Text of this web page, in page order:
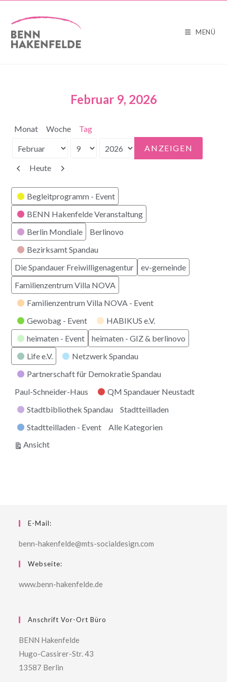
MENÜ
Februar 9, 2026
Monat Woche Tag
Monat
Tag
Jahr
Zurück
Heute Weiter
Kategorien
Begleitprogramm - Event
BENN Hakenfelde Veranstaltung
Berlin Mondiale
Berlinovo
Bezirksamt Spandau
Die Spandauer Freiwilligenagentur
ev-gemeinde
Familienzentrum Villa NOVA
Familienzentrum Villa NOVA - Event
Gewobag - Event
HABIKUS e.V.
heimaten - Event
heimaten - GIZ & berlinovo
Life e.V.
Netzwerk Spandau
Partnerschaft für Demokratie Spandau
Paul-Schneider-Haus
QM Spandauer Neustadt
Stadtbibliothek Spandau
Stadtteilladen
Stadtteilladen - Event
Alle Kategorien
Ansichtausdrucken
E-Mail:
benn-hakenfelde@mts-socialdesign.com
Webseite:
www.benn-hakenfelde.de
Anschrift Vor-Ort Büro
BENN Hakenfelde
Hugo-Cassirer-Str. 43
13587 Berlin